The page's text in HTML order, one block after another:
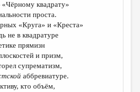
квадрату»
проста.
«Круга» и «Креста»
не в квадратуре
прямизн
и призм,
супрематизм,
аббревиатуре.
кто объём,